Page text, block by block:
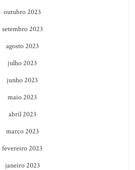
outubro 2023
setembro 2023
agosto 2023
julho 2023
junho 2023
maio 2023
abril 2023
março 2023
fevereiro 2023
janeiro 2023